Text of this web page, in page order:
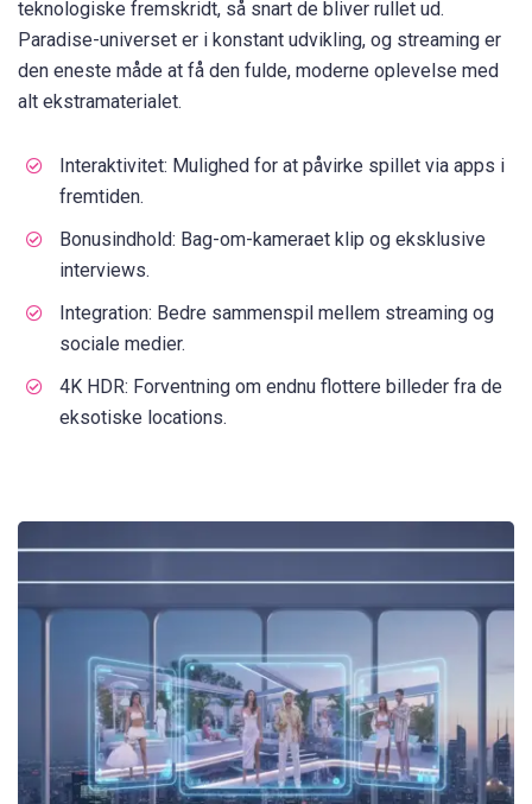
teknologiske fremskridt, så snart de bliver rullet ud.
Paradise-universet er i konstant udvikling, og streaming er
den eneste måde at få den fulde, moderne oplevelse med
alt ekstramaterialet.
Interaktivitet: Mulighed for at påvirke spillet via apps i
fremtiden.
Bonusindhold: Bag-om-kameraet klip og eksklusive
interviews.
Integration: Bedre sammenspil mellem streaming og
sociale medier.
4K HDR: Forventning om endnu flottere billeder fra de
eksotiske locations.